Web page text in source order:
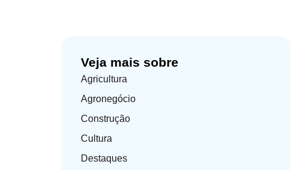
Veja mais sobre
Agricultura
Agronegócio
Construção
Cultura
Destaques